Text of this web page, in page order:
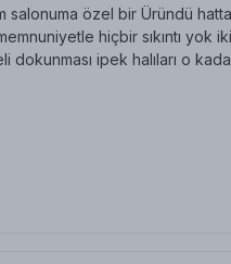
özel bir Üründü
hiçbir sıkıntı yok
ipek halıları o